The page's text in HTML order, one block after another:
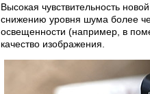
Высокая чувствительность
снижению уровня шума более
освещенности (например, в
качество изображения.